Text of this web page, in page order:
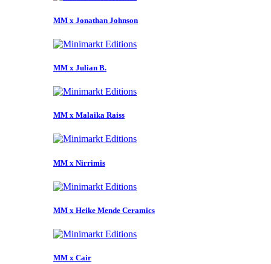
MM x Jonathan Johnson
MM x Julian B.
MM x Malaika Raiss
MM x Nirrimis
MM x Heike Mende Ceramics
MM x Cair